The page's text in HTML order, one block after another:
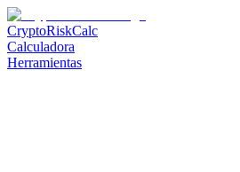
CryptoRiskCalc
Calculadora
Herramientas